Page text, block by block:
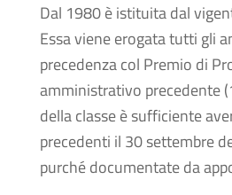
Dal 1980 è istituita dal
Essa viene erogata tutti gli
precedenza col Premio di
amministrativo precedente
della classe è sufficiente
precedenti il 30 settembre
purché documentate da